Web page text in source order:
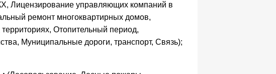
Лицензирование управляющих компаний в
ремонт многоквартирных домов,
Отопительный период,
Муниципальные дороги, транспорт, Связь);